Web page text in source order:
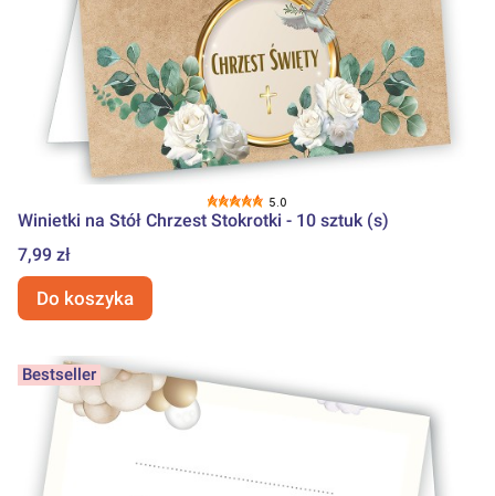
5.0
Winietki na Stół Chrzest Stokrotki - 10 sztuk (s)
Cena
7,99 zł
Do koszyka
Bestseller